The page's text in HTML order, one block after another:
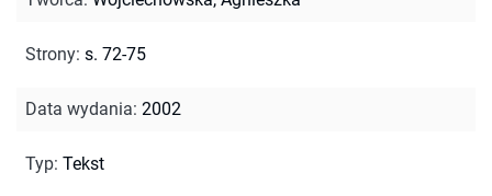
Strony: s. 72-75
Data wydania: 2002
Typ: Tekst